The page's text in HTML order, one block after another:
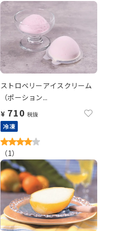
ストロベリーアイスクリーム
（ポーション...
¥ 710 税抜
冷凍
（1）